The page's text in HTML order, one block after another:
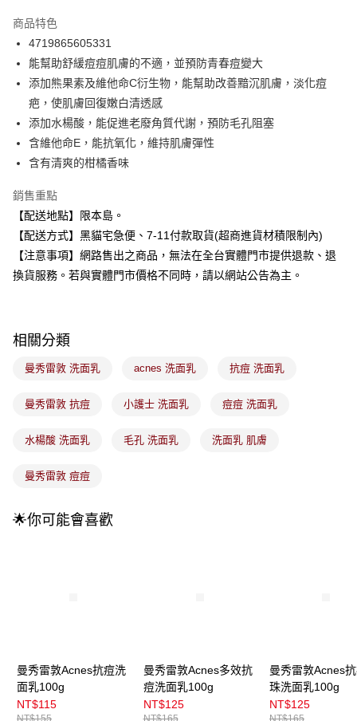
Apple Pay
街口支付
悠遊付
Google Pay
全盈+PAY
【大哥付你分期使用說明】
1.本服務由台灣大哥大提供，台灣大哥大用戶可立即使用無須另外申請。
2.付款方式選擇「大哥付你分期」，訂單成立後會自動跳轉到大哥付的交易
流程，驗證手機門號後，選擇欲分期的期數、繳款截止日，確認付款後即完
成交易。
法說明評估內容。
1.分期款項不併入電信帳單，「大哥付你分期」於每月結算日後寄送繳費提
2.透過簡訊連結打開帳單後，可選擇「超商條碼／台灣大直營門市／銀行轉
帳／街口支付／iPASS MONEY」等通路繳費。
【注意事項】
用戶於交易時，得透過本服務購買商品或服務，並由商店將買賣／分期付款
買賣價金債權讓與本公司後，依約使用本公司帳單繳交帳款。
資料（包含姓名、電話或地址）提供予台灣大哥大進項蒐集、處理及利用，
由本公司與您本人進行分期帳單所需資料之確認、核對及更正。
ATM付款
運送方式
每筆NT$100，滿NT$899(含以上)免運費
7-11取貨付款
每筆NT$100，滿NT$899(含以上)免運費
每筆NT$100，滿NT$899(含以上)免運費
商品特色
4719865605331
能幫助舒緩痘痘肌膚的不適，並預防青春痘變大
添加熊果素及維他命C衍生物，能幫助改善黯沉肌膚，淡化痘
疤，使肌膚回復嫩白清透感
添加水楊酸，能促進老廢角質代謝，預防毛孔阻塞
含維他命E，能抗氧化，維持肌膚彈性
含有清爽的柑橘香味
銷售重點
【配送地點】限本島。
【配送方式】黑貓宅急便、7-11付款取貨(超商進貨材積限制內)
【注意事項】網路售出之商品，無法在全台實體門市提供退款、退
換貨服務。若與實體門市價格不同時，請以網站公告為主。
相關分類
曼秀雷敦 洗面乳 acnes 洗面乳 抗痘 洗面乳
曼秀雷敦 抗痘 小護士 洗面乳 痘痘 洗面乳
水楊酸 洗面乳 毛孔 洗面乳 洗面乳 肌膚
曼秀雷敦 痘痘
🌟你可能會喜歡
曼秀雷敦Acnes抗痘洗
面乳100g
NT$115
NT$155
曼秀雷敦Acnes多效抗
痘洗面乳100g
NT$125
NT$165
曼秀雷敦Acnes
珠洗面乳100g
NT$125
NT$165